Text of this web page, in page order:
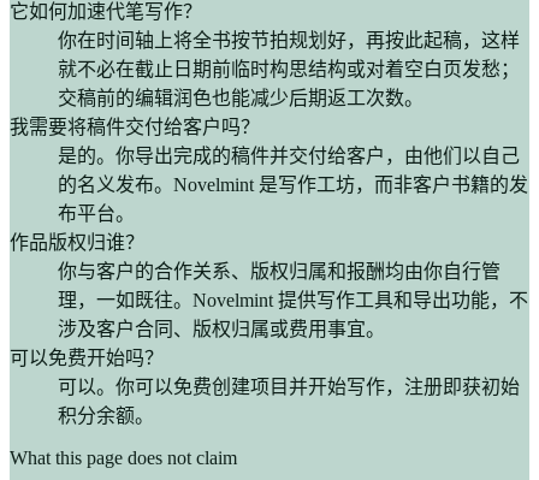
它如何加速代笔写作？
你在时间轴上将全书按节拍规划好，再按此起稿，这样
就不必在截止日期前临时构思结构或对着空白页发愁；
交稿前的编辑润色也能减少后期返工次数。
我需要将稿件交付给客户吗？
是的。你导出完成的稿件并交付给客户，由他们以自己
的名义发布。Novelmint 是写作工坊，而非客户书籍的发
布平台。
作品版权归谁？
你与客户的合作关系、版权归属和报酬均由你自行管
理，一如既往。Novelmint 提供写作工具和导出功能，不
涉及客户合同、版权归属或费用事宜。
可以免费开始吗？
可以。你可以免费创建项目并开始写作，注册即获初始
积分余额。
What this page does not claim